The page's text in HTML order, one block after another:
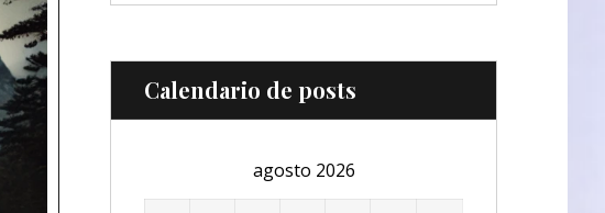
Calendario de posts
agosto 2026